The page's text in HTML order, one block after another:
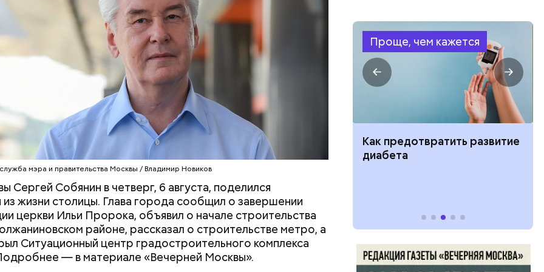
мэра и правительства Москвы / Владимир Новиков
Сергей Собянин в четверг, 6 августа, поделился
из жизни столицы. Глава города сообщил о завершении
церкви Ильи Пророка, объявил о начале строительства
районе, рассказал о строительстве метро, а
Ситуационный центр градостроительного комплекса
— в материале «Вечерней Москвы».
назначения.
эффекта, эксперт отметил важность создания
непосредственно в районах проживания. Открытие 100
помогает бороться с проблемой ежедневных долгих
города. Кудрявцев уверен, что сокращение времени
возможность получения услуг рядом с домом значительно
Проще, чем кажется
Как узнать, снесут ли дом по
реновации в Москве: где
искать информацию и сроки
Как предотвратить развитие
Клещевой энцефалит:
профилактика, лечение, как